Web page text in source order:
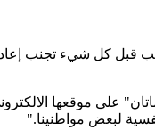
قبل كل شيء تجنب
موقعها
لبعض مواطنينا."